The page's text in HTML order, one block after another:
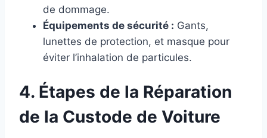
de dommage.
Équipements de sécurité : Gants,
lunettes de protection, et masque pour
éviter l’inhalation de particules.
4. Étapes de la Réparation
de la Custode de Voiture